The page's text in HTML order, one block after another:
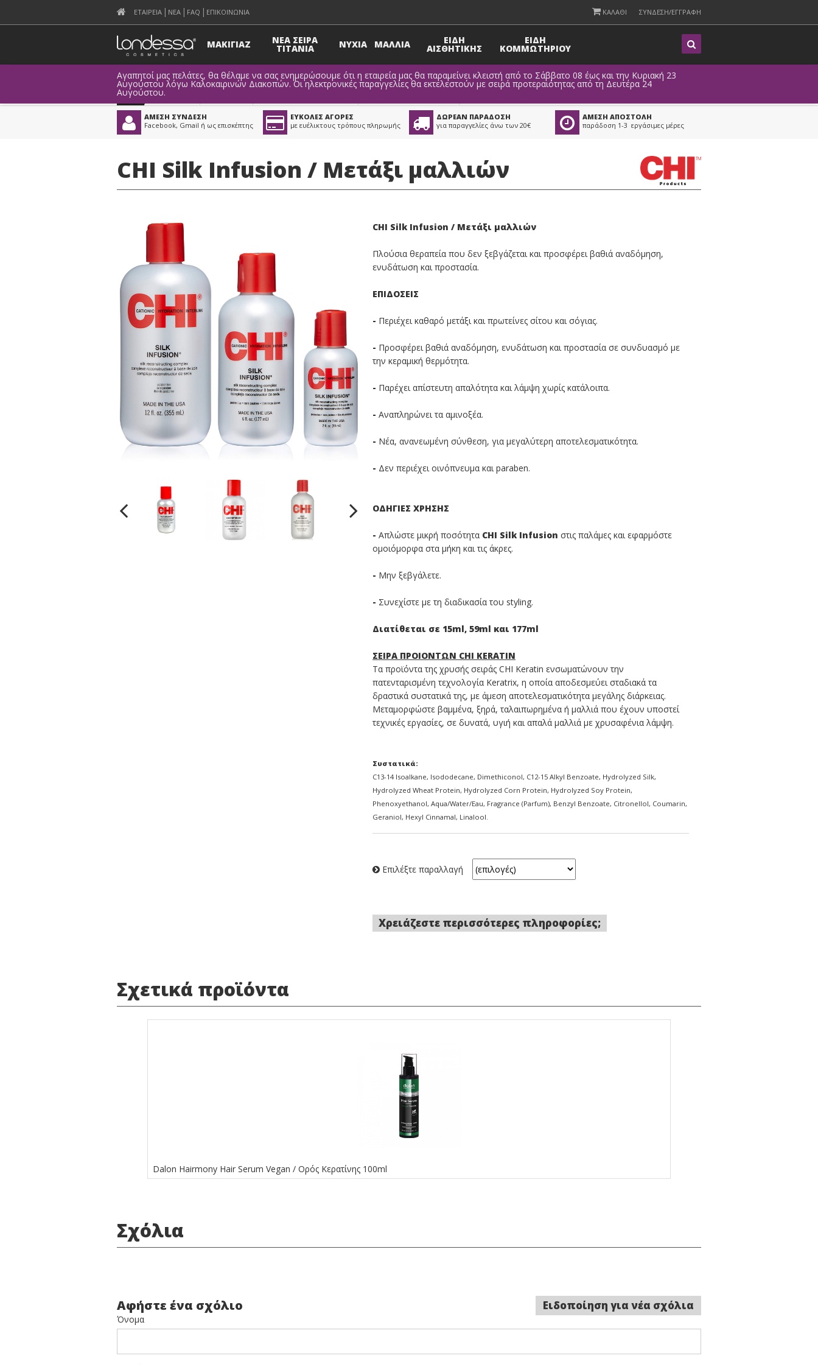
ΕΤΑΙΡΕΙΑ ΝΕΑ FAQ ΕΠΙΚΟΙΝΩΝΙΑ ΚΑΛΑΘΙ ΣΥΝΔΕΣΗ/ΕΓΓΡΑΦΗ
ΜΑΚΙΓΙΑΖ ΝΕΑ ΣΕΙΡΑ
TITANIA ΝΥΧΙΑ ΜΑΛΛΙΑ ΕΙΔΗ
ΑΙΣΘΗΤΙΚΗΣ
ΕΙΔΗ
ΚΟΜΜΩΤΗΡΙΟΥ
Αγαπητοί μας πελάτες, θα θέλαμε να σας ενημερώσουμε ότι η εταιρεία μας θα παραμείνει κλειστή από το Σάββατο 08 έως και την Κυριακή 23
Αυγούστου λόγω Καλοκαιρινών Διακοπών. Οι ηλεκτρονικές παραγγελίες θα εκτελεστούν με σειρά προτεραιότητας από τη Δευτέρα 24
Αυγούστου.Προϊόντα
ΑΜΕΣΗ ΣΥΝΔΕΣΗ
Facebook, Gmail ή ως επισκέπτης
ΕΥΚΟΛΕΣ ΑΓΟΡΕΣ
με ευέλικτους τρόπους πληρωμής
ΔΩΡΕΑΝ ΠΑΡΑΔΟΣΗ
για παραγγελίες άνω των 20€
ΑΜΕΣΗ ΑΠΟΣΤΟΛΗ
παράδοση 1-3 εργάσιμες μέρες
CHI Silk Infusion / Μετάξι μαλλιών
CHI Silk Infusion / Μετάξι μαλλιών
Πλούσια θεραπεία που δεν ξεβγάζεται και προσφέρει βαθιά αναδόμηση,
ενυδάτωση και προστασία.
ΕΠΙΔΟΣΕΙΣ
- Περιέχει καθαρό μετάξι και πρωτείνες σίτου και σόγιας.
- Προσφέρει βαθιά αναδόμηση, ενυδάτωση και προστασία σε συνδυασμό με
την κεραμική θερμότητα.
- Παρέχει απίστευτη απαλότητα και λάμψη χωρίς κατάλοιπα.
- Αναπληρώνει τα αμινοξέα.
- Νέα, ανανεωμένη σύνθεση, για μεγαλύτερη αποτελεσματικότητα.
- Δεν περιέχει οινόπνευμα και paraben.
ΟΔΗΓΙΕΣ ΧΡΗΣΗΣ
- Απλώστε μικρή ποσότητα CHI Silk Infusion στις παλάμες και εφαρμόστε
ομοιόμορφα στα μήκη και τις άκρες.
- Μην ξεβγάλετε.
- Συνεχίστε με τη διαδικασία του styling.
Διατίθεται σε 15ml, 59ml και 177ml
ΣΕΙΡΑ ΠΡΟΙΟΝΤΩΝ CHI KERATIN
Τα προϊόντα της χρυσής σειράς CHI Keratin ενσωματώνουν την
πατενταρισμένη τεχνολογία Keratrix, η οποία αποδεσμεύει σταδιακά τα
δραστικά συστατικά της, με άμεση αποτελεσματικότητα μεγάλης διάρκειας.
Μεταμορφώστε βαμμένα, ξηρά, ταλαιπωρημένα ή μαλλιά που έχουν υποστεί
τεχνικές εργασίες, σε δυνατά, υγιή και απαλά μαλλιά με χρυσαφένια λάμψη.
Συστατικά:
C13-14 Isoalkane, Isododecane, Dimethiconol, C12-15 Alkyl Benzoate, Hydrolyzed Silk,
Hydrolyzed Wheat Protein, Hydrolyzed Corn Protein, Hydrolyzed Soy Protein,
Phenoxyethanol, Aqua/Water/Eau, Fragrance (Parfum), Benzyl Benzoate, Citronellol, Coumarin,
Geraniol, Hexyl Cinnamal, Linalool.
Επιλέξτε παραλλαγή
Χρειάζεστε περισσότερες πληροφορίες;
Σχετικά προϊόντα
Dalon Hairmony Hair Serum Vegan / Ορός Κερατίνης 100ml
Σχόλια
Αφήστε ένα σχόλιο Ειδοποίηση για νέα σχόλια
Όνομα